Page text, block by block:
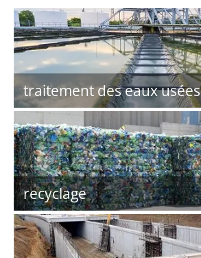
traitement des eaux usées
recyclage